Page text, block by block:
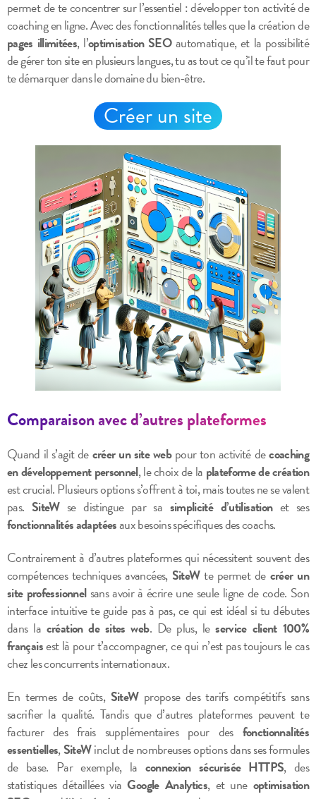
permet de te concentrer sur l’essentiel : développer ton activité de
coaching en ligne. Avec des fonctionnalités telles que la création de
pages illimitées, l’optimisation SEOautomatique, et la possibilité
de gérer ton site en plusieurs langues, tu as tout ce qu’il te faut pour
te démarquer dans le domaine du bien-être.
Créer un site
Comparaison avec d’autres plateformes
Quand il s’agit decréer un site webpour ton activité decoaching
en développement personnel, le choix de la plateforme de création
est crucial. Plusieurs options s’offrent à toi, mais toutes ne se valent
pas. SiteWse distingue par sa simplicité d’utilisationet ses
fonctionnalités adaptéesaux besoins spécifiques des coachs.
Contrairement à d’autres plateformes qui nécessitent souvent des
compétences techniques avancées, SiteWte permet de créer un
site professionnelsans avoir à écrire une seule ligne de code. Son
interface intuitive te guide pas à pas, ce qui est idéal si tu débutes
dans la création de sites web. De plus, leservice client 100%
françaisest là pour t’accompagner, ce qui n’est pas toujours le cas
chez les concurrents internationaux.
En termes de coûts, SiteWpropose des tarifs compétitifs sans
sacrifier la qualité. Tandis que d’autres plateformes peuvent te
facturer des frais supplémentaires pour des fonctionnalités
essentielles,SiteWinclut de nombreuses options dans ses formules
de base. Par exemple, la connexion sécurisée HTTPS, des
statistiques détaillées viaGoogle Analytics, et une optimisation